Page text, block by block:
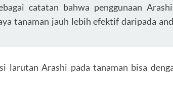
catatan bahwa penggunaan
tanaman jauh lebih efektif daripada
larutan Arashi pada tanaman bisa